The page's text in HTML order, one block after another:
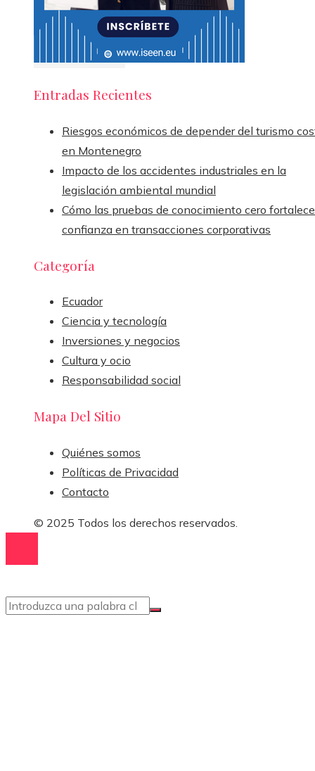
Entradas Recientes
Riesgos económicos de depender del turismo
en Montenegro
Impacto de los accidentes industriales en la
legislación ambiental mundial
Cómo las pruebas de conocimiento cero
confianza en transacciones corporativas
Categoría
Ecuador
Ciencia y tecnología
Inversiones y negocios
Cultura y ocio
Responsabilidad social
Mapa Del Sitio
Quiénes somos
Políticas de Privacidad
Contacto
© 2025 Todos los derechos reservados.